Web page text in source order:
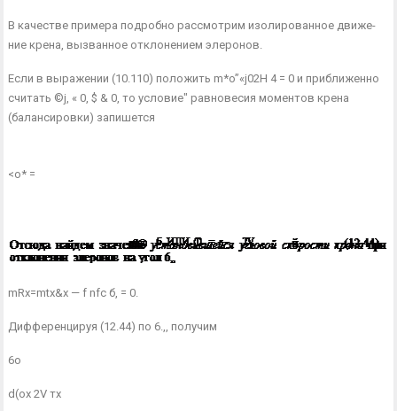
В качестве примера подробно рассмотрим изолированное движе­
ние крена, вызванное отклонением элеронов.
Если в выражении (10.110) положить m*o”«j02H 4 = 0 и при­ближенно
считать ©j, « 0, $ & 0, то условие" равновесия моментов крена
(балансировки) запишется
<о* =
mRx=mtx&x — f nfc б, = 0.
Дифференцируя (12.44) по 6.,, получим
6о
d(ox 2V тх